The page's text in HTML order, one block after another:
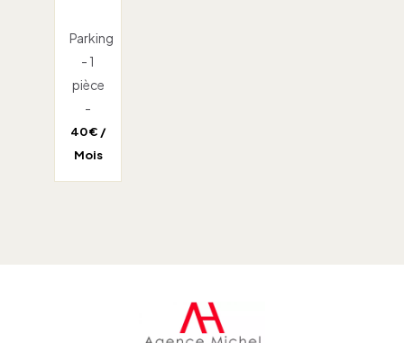
Parking
- 1
pièce
-
40 € /
Mois